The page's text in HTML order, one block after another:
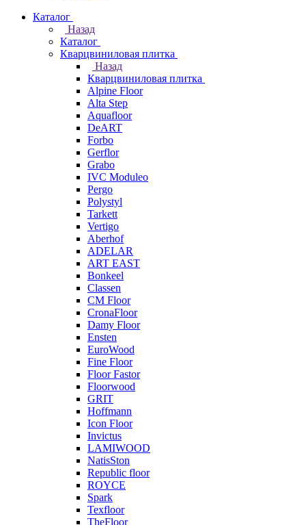
Каталог
Назад
Каталог
Кварцвиниловая плитка
Назад
Кварцвиниловая плитка
Alpine Floor
Alta Step
Aquafloor
DeART
Forbo
Gerflor
Grabo
IVC Moduleo
Pergo
Polystyl
Tarkett
Vertigo
Aberhof
ADELAR
ART EAST
Bonkeel
Classen
CM Floor
CronaFloor
Damy Floor
Ensten
EuroWood
Fine Floor
Floor Fastor
Floorwood
GRIT
Hoffmann
Icon Floor
Invictus
LAMIWOOD
NatisSton
Republic floor
ROYCE
Spark
Texfloor
TheFloor